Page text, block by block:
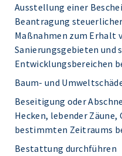
Ausstellung einer
Beantragung
Maßnahmen zum Erhalt
Sanierungsgebieten und
Entwicklungsbereichen
Baum- und
Beseitigung oder
Hecken, lebender Zäune,
bestimmten Zeitraums
Bestattung durchführen